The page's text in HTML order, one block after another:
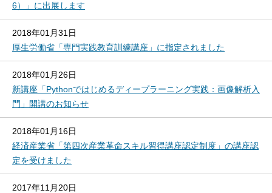
6）」に出展します
2018年01月31日
厚生労働省「専門実践教育訓練講座」に指定されました
2018年01月26日
新講座「Pythonではじめるディープラーニング実践：画像解析入
門」開講のお知らせ
2018年01月16日
経済産業省「第四次産業革命スキル習得講座認定制度」の講座認
定を受けました
2017年11月20日